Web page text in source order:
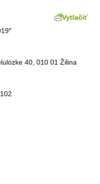
Vytlačiť
40, 010 01 Žilina